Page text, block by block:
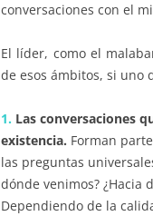
conversaciones con el
El líder, como el
de esos ámbitos, si uno
1. Las conversaciones
existencia. Forman
las preguntas
dónde venimos? ¿Hacia
Dependiendo de la